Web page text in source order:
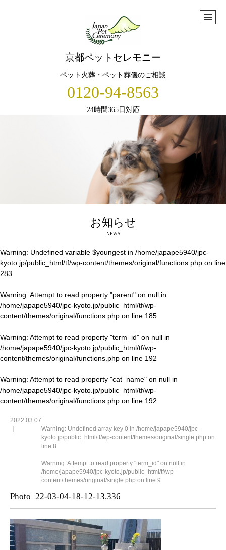
京都ペットセレモニー
ペット火葬・ペット葬儀のご相談
0120-94-8563
24時間365日対応
お知らせ
NEWS
Warning: Undefined variable $youngest in /home/japape5940/jpc-
kyoto.jp/public_html/tf/wp-content/themes/original/functions.php on line
283
Warning: Attempt to read property "parent" on null in
/home/japape5940/jpc-kyoto.jp/public_html/tf/wp-
content/themes/original/functions.php on line 185
Warning: Attempt to read property "term_id" on null in
/home/japape5940/jpc-kyoto.jp/public_html/tf/wp-
content/themes/original/functions.php on line 192
Warning: Attempt to read property "cat_name" on null in
/home/japape5940/jpc-kyoto.jp/public_html/tf/wp-
content/themes/original/functions.php on line 192
2022.03.07
Warning: Undefined array key 0 in /home/japape5940/jpc-
kyoto.jp/public_html/tf/wp-content/themes/original/single.php on
line 8
Warning: Attempt to read property "term_id" on null in
/home/japape5940/jpc-kyoto.jp/public_html/tf/wp-
content/themes/original/single.php on line 9
Photo_22-03-04-18-12-13.336